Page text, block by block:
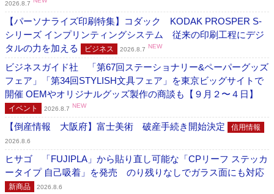
2026.8.7
【パーソナライズ印刷特集】コダック KODAK PROSPER S-
シリーズ インプリンティングシステム 従来の印刷工程にデジ
タルの力を加える
ビジネス 2026.8.7 NEW
ビジネスガイド社 「第67回ステーショナリー&ペーパーグッズ
フェア」「第34回STYLISH文具フェア」を東京ビッグサイトで
開催 OEMやオリジナルグッズ製作の商談も【９月２〜４日】
イベント 2026.8.7 NEW
【倒産情報 大阪府】富士美術 破産手続き開始決定 信用情報
2026.8.6
ヒサゴ 「FUJIPLA」から貼り直し可能な「CPリーフ ステッカ
ータイプ 自己吸着」を発売 のり残りなしでガラス面にも対応
新商品 2026.8.6